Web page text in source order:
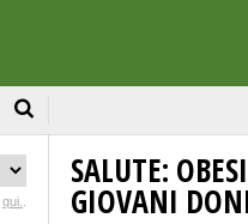
qui.
SALUTE:
GIOVANI